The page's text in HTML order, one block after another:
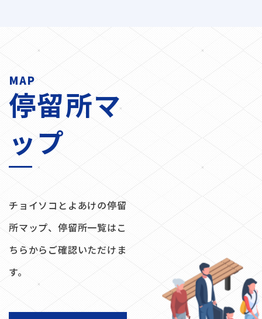
MAP
停留所マ
ップ
チョイソコとよあけの停留
所マップ、停留所一覧はこ
ちらからご確認いただけま
す。